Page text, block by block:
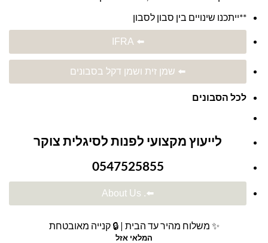
**ייתכנו שינויים בין סבון לסבון
⬅️ IFRA
⬅️ שמן זית ושמן דקל בסבונים
לכל הסבונים
לייעוץ מקצועי לפנות לסיגלית צוקר
0547525855
⬅️. About Us
✨ משלוח מהיר עד הבית | 🔒 קנייה מאובטחת
המלאי אזל